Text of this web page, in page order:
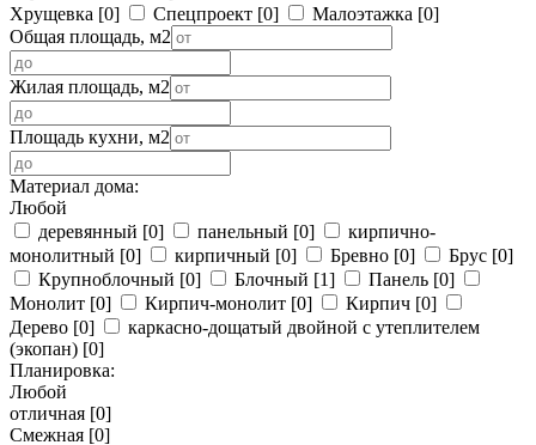
Хрущевка [0] Спецпроект [0] Малоэтажка [0]
Общая площадь, м2
Жилая площадь, м2
Площадь кухни, м2
Материал дома:
Любой
деревянный [0] панельный [0]
кирпично-
монолитный [0] кирпичный [0] Бревно [0] Брус [0]
Крупноблочный [0] Блочный [1] Панель [0]
Монолит [0] Кирпич-монолит [0] Кирпич [0]
Дерево [0]
каркасно-дощатый двойной с утеплителем
(экопан) [0]
Планировка:
Любой
отличная [0]
Смежная [0]